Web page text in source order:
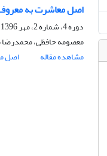
اصل معاشرت به معروف
دوره 4، شماره 2، مهر 1396، صفحه
معصومه حافظی، محمدرضا
مشاهده مقاله
اصل